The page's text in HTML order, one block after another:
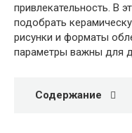
привлекательность. В
подобрать
рисунки и форматы
параметры важны для
Содержание